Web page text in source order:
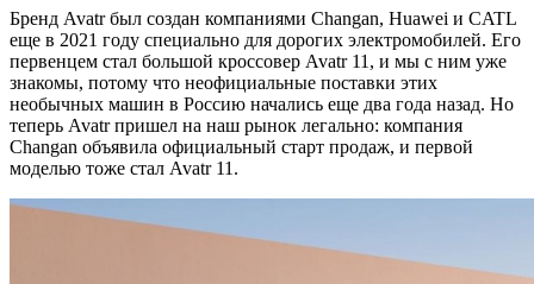
Бренд Avatr был создан компаниями Changan, Huawei и CATL
еще в 2021 году специально для дорогих электромобилей. Его
первенцем стал большой кроссовер Avatr 11, и мы с ним уже
знакомы, потому что неофициальные поставки этих
необычных машин в Россию начались еще два года назад. Но
теперь Avatr пришел на наш рынок легально: компания
Changan объявила официальный старт продаж, и первой
моделью тоже стал Avatr 11.